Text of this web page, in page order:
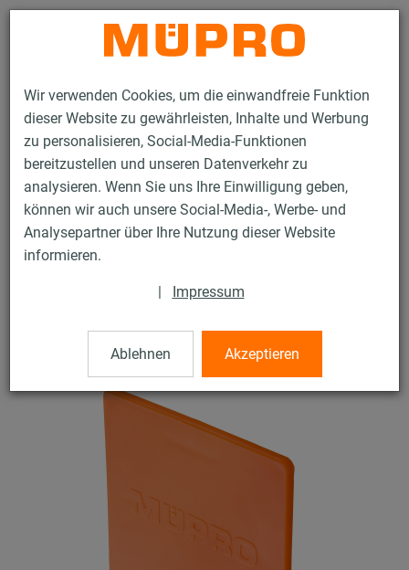
Wir verwenden Cookies, um die einwandfreie Funktion
dieser Website zu gewährleisten, Inhalte und Werbung
zu personalisieren, Social-Media-Funktionen
bereitzustellen und unseren Datenverkehr zu
analysieren. Wenn Sie uns Ihre Einwilligung geben,
können wir auch unsere Social-Media-, Werbe- und
Analysepartner über Ihre Nutzung dieser Website
informieren.
| Impressum
Ablehnen Akzeptieren
Kontakt
Produkte Befestigungstechnik
Installationsschienen
MPT-Abschlusskappen
MPT-Abschlusskappen